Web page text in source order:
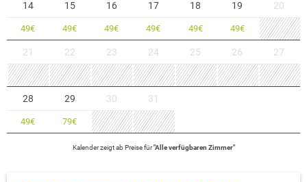
14
49€
15
49€
16
49€
17
49€
18
49€
19
49€
20
21 22 23 24 25 26 27
28
49€
29
79€
30 31
Kalender zeigtab Preise für"Alle verfügbaren Zimmer"